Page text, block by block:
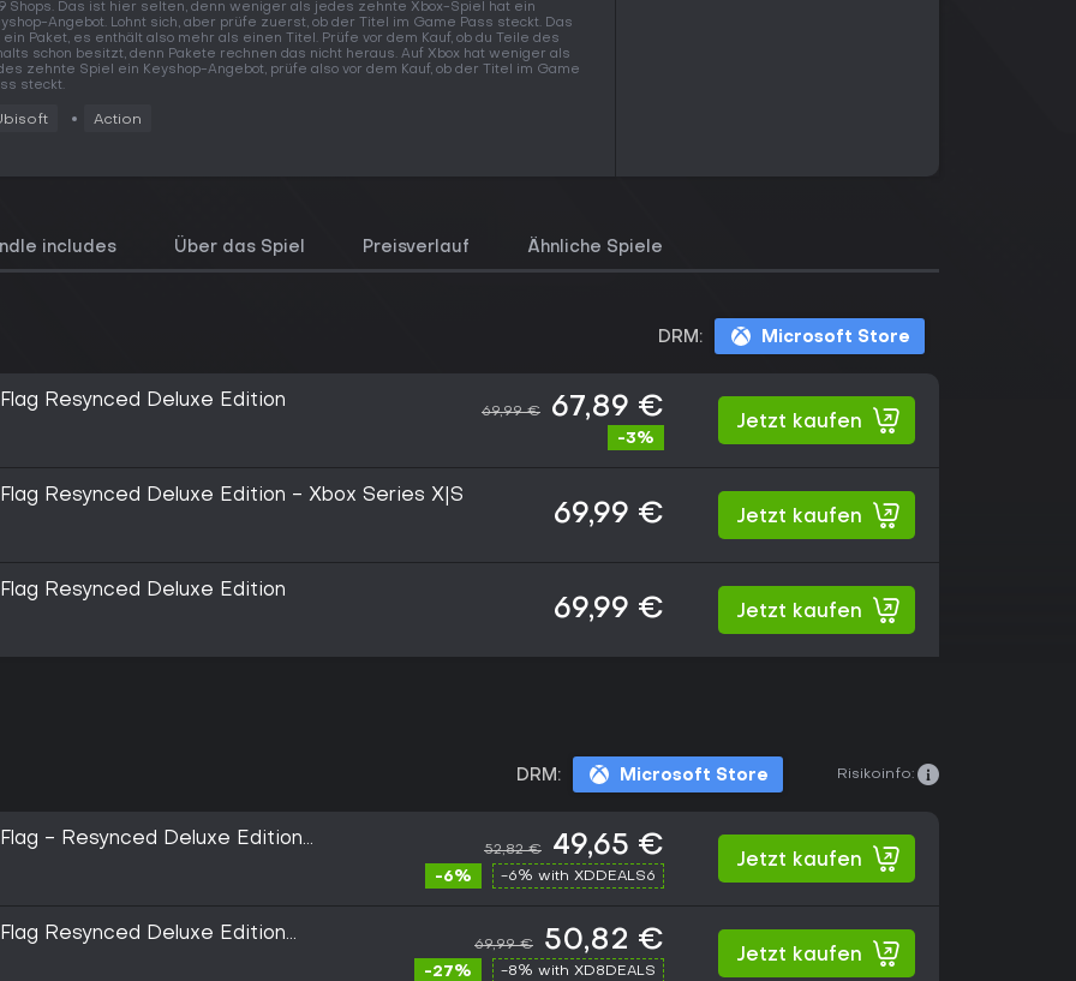
Shops. Das ist hier selten, denn weniger als jedes zehnte Xbox-Spiel hat ein
Angebot. Lohnt sich, aber prüfe zuerst, ob der Titel im Game Pass steckt. Das
ein Paket, es enthält also mehr als einen Titel. Prüfe vor dem Kauf, ob du Teile des
schon besitzt, denn Pakete rechnen das nicht heraus. Auf Xbox hat weniger als
zehnte Spiel ein Keyshop-Angebot, prüfe also vor dem Kauf, ob der Titel im Game
steckt.
Action
includes Über das Spiel Preisverlauf Ähnliche Spiele
DRM: Microsoft Store
Resynced Deluxe Edition
69,99 € 67,89 €
-3%
Jetzt kaufen
Resynced Deluxe Edition - Xbox Series X|S
69,99 € Jetzt kaufen
Resynced Deluxe Edition
69,99 € Jetzt kaufen
DRM: Microsoft Store Risikoinfo:
- Resynced Deluxe Edition
- Xbox Live - Digital Key
52,82 € 49,65 €
-6% -6% with XDDEALS6
Jetzt kaufen
Resynced Deluxe Edition
X|S CD Key
69,99 € 50,82 €
-27% -8% with XD8DEALS
Jetzt kaufen